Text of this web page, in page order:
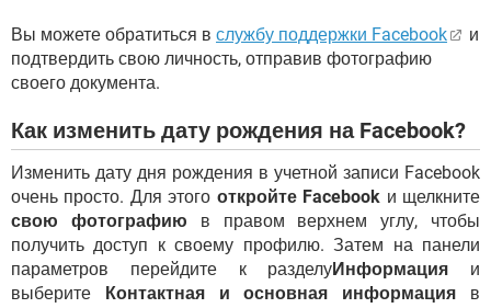
Вы можете обратиться в службу поддержки Facebook
и
подтвердить свою личность, отправив фотографию
своего документа.
Как изменить дату рождения на Facebook?
Изменить дату дня рождения в учетной записи Facebook
очень просто. Для этого откройте Facebook и щелкните
свою фотографию в правом верхнем углу, чтобы
получить доступ к своему профилю. Затем на панели
параметров перейдите к разделуИнформация и
выберите Контактная и основная информация в